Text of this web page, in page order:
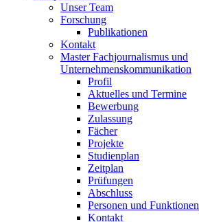
Unser Team
Forschung
Publikationen
Kontakt
Master Fachjournalismus und
Unternehmenskommunikation
Profil
Aktuelles und Termine
Bewerbung
Zulassung
Fächer
Projekte
Studienplan
Zeitplan
Prüfungen
Abschluss
Personen und Funktionen
Kontakt